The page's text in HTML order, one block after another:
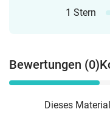
1 Stern
Bewertungen (0)
Dieses